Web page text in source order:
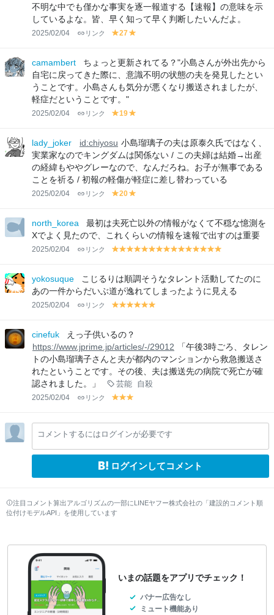
不明な中でも僅かな事実を逐一報道する【速報】の意味を示
しているよな。皆、早く知って早く判断したいんだよ。
2025/02/04 リンク
y
lo
w
27
lo
w
camambert
ちょっと更新されてる？"小島さんが外出先から
自宅に戻ってきた際に、意識不明の状態の夫を発見したとい
うことです。小島さんも気分が悪くなり搬送されましたが、
軽症だということです。"
2025/02/04 リンク
y
lo
w
19
lo
w
lady_joker id:chiyosu 小島瑠璃子の夫は原泰久氏ではなく、
実業家なのでキングダムは関係ない / この夫婦は結婚→出産
の経緯もややグレーなので、なんだろね。お子が無事である
ことを祈る / 初報の軽傷が軽症に差し替わっている
2025/02/04 リンク
y
lo
w
20
lo
w
north_korea
最初は夫死亡以外の情報がなくて不穏な憶測を
Xでよく見たので、これくらいの情報を速報で出すのは重要
2025/02/04 リンク
y
lo
w
y
lo
w
y
lo
w
y
lo
w
y
lo
w
y
lo
w
y
lo
y
lo
w
y
lo
y
w
y
lo
w
y
lo
w
y
lo
w
y
lo
w
lo
w
yokosuque
こじるりは順調そうなタレント活動してたのに
あの一件からだいぶ道が逸れてしまったように見える
2025/02/04 リンク
y
lo
w
y
lo
w
y
lo
w
y
w
y
w w
cinefuk
えっ子供いるの？
https://www.jprime.jp/articles/-/29012
「午後3時ごろ、タレン
トの小島瑠璃子さんと夫が都内のマンションから救急搬送さ
れたということです。その後、夫は搬送先の病院で死亡が確
認されました。」
芸能 自殺
2025/02/04 リンク
y
lo
w
y
lo
w
lo
w
コメントするにはログインが必要です
ログインしてコメント
注目コメント算出アルゴリズムの一部にLINEヤフー株式会社の「建設的コメント順
位付けモデルAPI」を使用しています
いまの話題をアプリでチェック！
バナー広告なし
ミュート機能あり